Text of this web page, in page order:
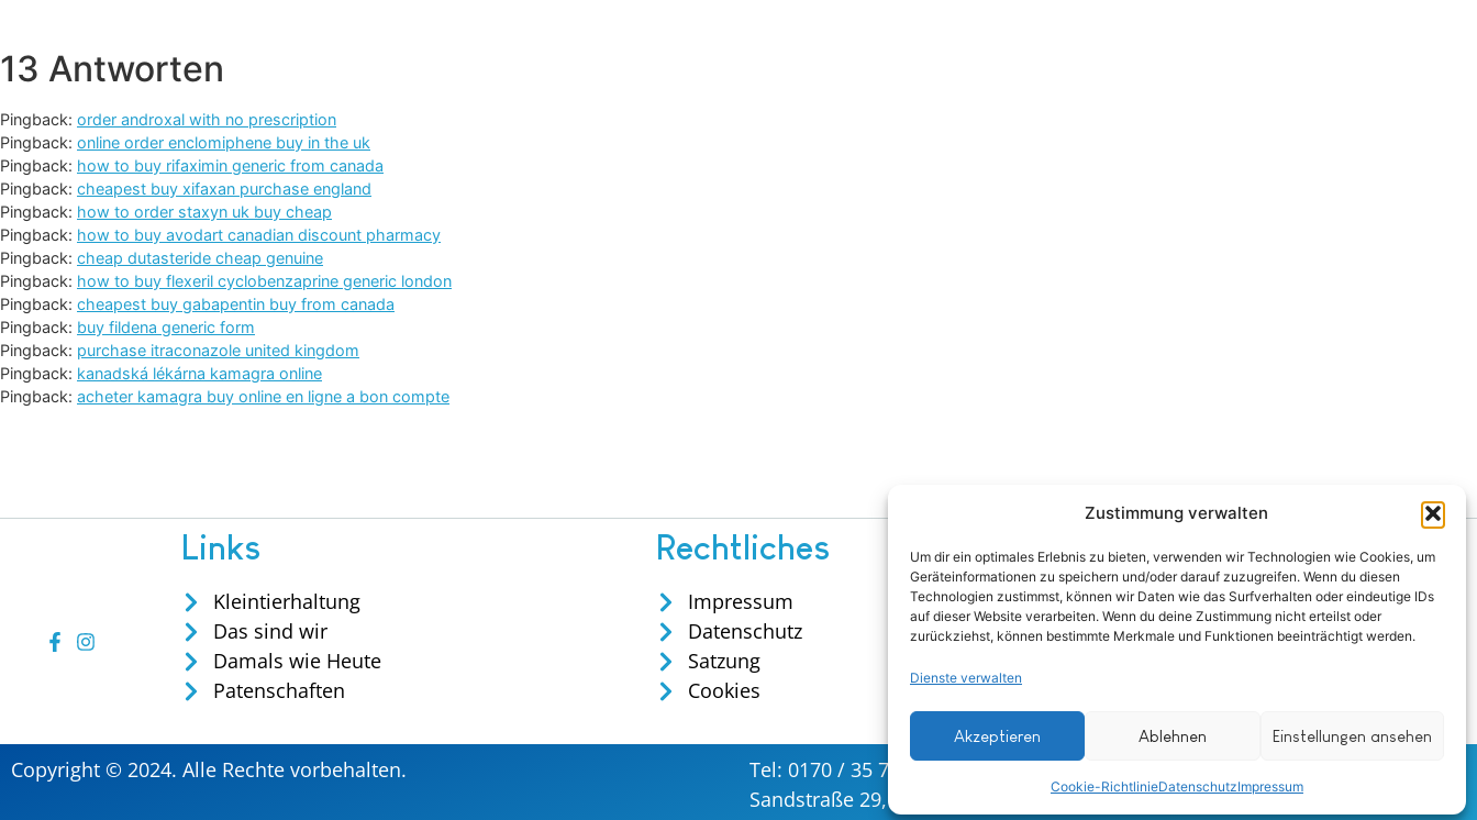
Zustimmung verwalten
Um dir ein optimales Erlebnis zu bieten, verwenden wir Technologien wie Cookies, um
Geräteinformationen zu speichern und/oder darauf zuzugreifen. Wenn du diesen
Technologien zustimmst, können wir Daten wie das Surfverhalten oder eindeutige IDs
auf dieser Website verarbeiten. Wenn du deine Zustimmung nicht erteilst oder
zurückziehst, können bestimmte Merkmale und Funktionen beeinträchtigt werden.
Dienste verwalten
Akzeptieren Ablehnen Einstellungen ansehen
Cookie-RichtlinieDatenschutzImpressum
13 Antworten
Pingback: order androxal with no prescription
Pingback: online order enclomiphene buy in the uk
Pingback: how to buy rifaximin generic from canada
Pingback: cheapest buy xifaxan purchase england
Pingback: how to order staxyn uk buy cheap
Pingback: how to buy avodart canadian discount pharmacy
Pingback: cheap dutasteride cheap genuine
Pingback: how to buy flexeril cyclobenzaprine generic london
Pingback: cheapest buy gabapentin buy from canada
Pingback: buy fildena generic form
Pingback: purchase itraconazole united kingdom
Pingback: kanadská lékárna kamagra online
Pingback: acheter kamagra buy online en ligne a bon compte
Links
Kleintierhaltung
Das sind wir
Damals wie Heute
Patenschaften
Rechtliches
Impressum
Datenschutz
Satzung
Cookies
Copyright © 2024. Alle Rechte vorbehalten. Tel: 0170 / 35 75 165verwaltung@tierschutz-altenkirchen.de
Sandstraße 29, 57586 Weitefeld